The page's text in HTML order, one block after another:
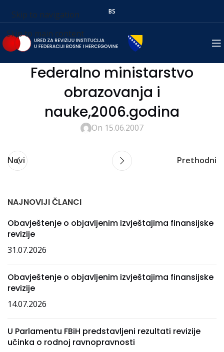
Skip to navigation
Skip to main content
BS
Federalno ministarstvo
obrazovanja i
nauke,2006.godina
On 15.06.2007
Novi Prethodni
NAJNOVIJI ČLANCI
Obavještenje o objavljenim izvještajima finansijske
revizije
31.07.2026
Obavještenje o objavljenim izvještajima finansijske
revizije
14.07.2026
U Parlamentu FBiH predstavljeni rezultati revizije
učinka o rodnoj ravnopravnosti